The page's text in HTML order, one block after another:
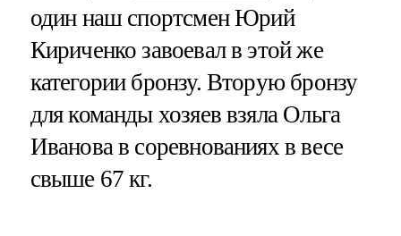
один наш спортсмен Юрий
Кириченко завоевал в этой же
категории бронзу. Вторую бронзу
для команды хозяев взяла Ольга
Иванова в соревнованиях в весе
свыше 67 кг.